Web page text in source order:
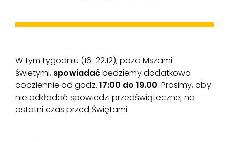
W tym tygodniu (16-22.12), poza Mszami
świętymi, spowiadać będziemy dodatkowo
codziennie od godz. 17:00 do 19.00. Prosimy, aby
nie odkładać spowiedzi przedświątecznej na
ostatni czas przed Świętami.